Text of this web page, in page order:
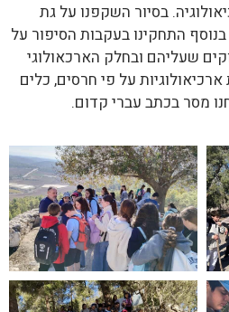
בסיור השקפנו על גת
התחקינו בעקבות הסיפור על
שעליהם ובחלק הארכאולוגי
על פי חרסים, כלים
מסר בכתב עברי קדום.